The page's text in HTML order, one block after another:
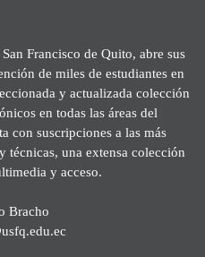
Francisco de Quito, abre sus
de miles de estudiantes en
y actualizada colección
en todas las áreas del
con suscripciones a las más
técnicas, una extensa colección
y acceso.
Bracho